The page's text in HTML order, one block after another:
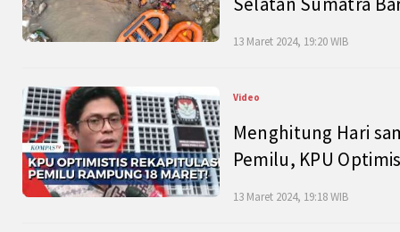
13 Maret 2024, 19:20 WIB
Video
Menghitung Hari
Pemilu, KPU
13 Maret 2024, 19:18 WIB